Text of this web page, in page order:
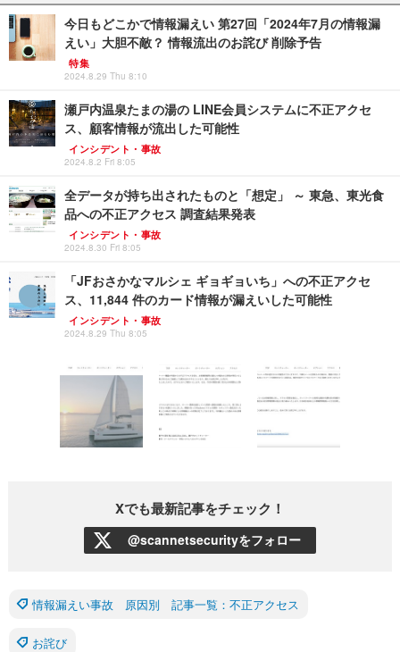
今日もどこかで情報漏えい 第27回「2024年7月の情報漏
えい」大胆不敵？ 情報流出のお詫び 削除予告
特集
2024.8.29 Thu 8:10
瀬戸内温泉たまの湯の LINE会員システムに不正アクセ
ス、顧客情報が流出した可能性
インシデント・事故
2024.8.2 Fri 8:05
全データが持ち出されたものと「想定」 ～ 東急、東光食
品への不正アクセス 調査結果発表
インシデント・事故
2024.8.30 Fri 8:05
「JFおさかなマルシェ ギョギョいち」への不正アクセ
ス、11,844 件のカード情報が漏えいした可能性
インシデント・事故
2024.8.29 Thu 8:05
Xでも最新記事をチェック！
@scannetsecurityをフォロー
情報漏えい事故 原因別 記事一覧：不正アクセス
お詫び